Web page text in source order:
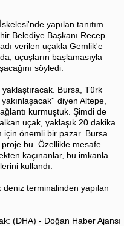
yapılan tanıtım
Belediye Başkanı Recep
verilen uçakla Gemlik'e
uçuşların başlamasıyla
söyledi.
Bursa, Türk
diyen Altepe,
kurmuştuk. Şimdi de
uçak, yaklaşık 20 dakika
önemli bir pazar. Bursa
bu. Özellikle mesafe
kaçınanlar, bu imkanla
kullandı.
deniz terminalinden yapılan
(DHA) - Doğan Haber Ajansı